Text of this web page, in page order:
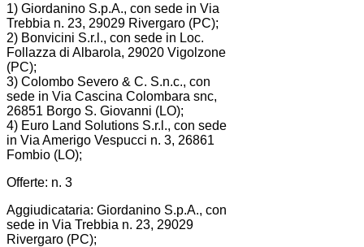
1) Giordanino S.p.A., con sede in Via
Trebbia n. 23, 29029 Rivergaro (PC);
2) Bonvicini S.r.l., con sede in Loc.
Follazza di Albarola, 29020 Vigolzone
(PC);
3) Colombo Severo & C. S.n.c., con
sede in Via Cascina Colombara snc,
26851 Borgo S. Giovanni (LO);
4) Euro Land Solutions S.r.l., con sede
in Via Amerigo Vespucci n. 3, 26861
Fombio (LO);
Offerte: n. 3
Aggiudicataria: Giordanino S.p.A., con
sede in Via Trebbia n. 23, 29029
Rivergaro (PC);